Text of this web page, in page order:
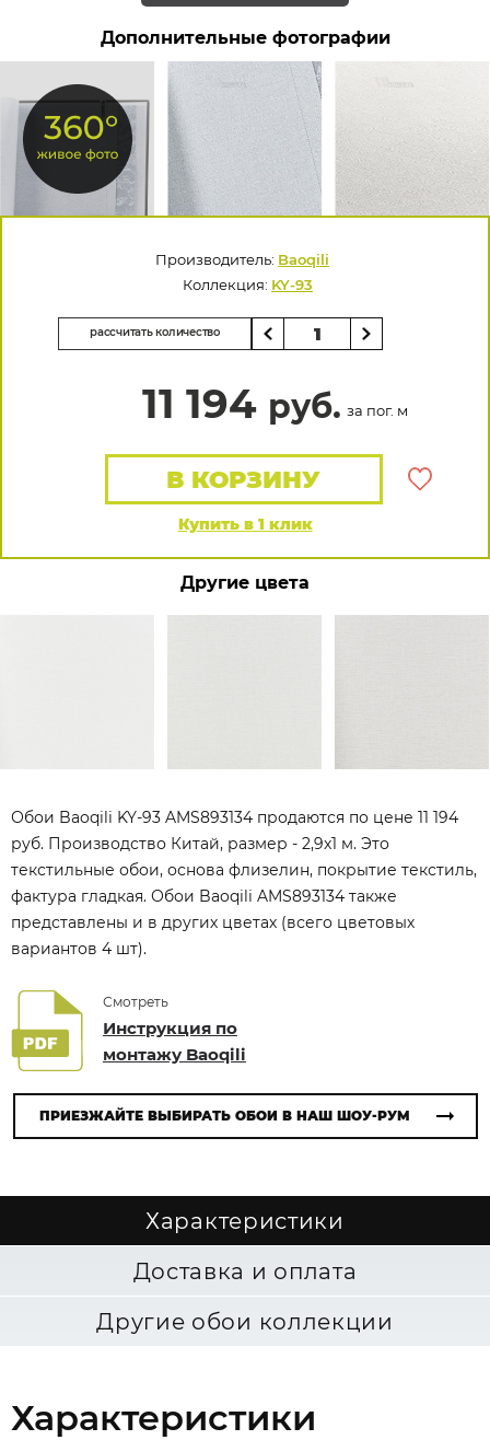
Дополнительные фотографии
Производитель: Baoqili
Коллекция: KY-93
рассчитать количество
11 194 руб. за пог. м
Купить в 1 клик
В КОРЗИНУ
Другие цвета
Обои Baoqili KY-93 AMS893134 продаются по цене 11 194
руб. Производство Китай, размер - 2,9x1 м. Это
текстильные обои, основа флизелин, покрытие текстиль,
фактура гладкая. Обои Baoqili AMS893134 также
представлены и в других цветах (всего цветовых
вариантов 4 шт).
Смотреть
Инструкция по
монтажу Baoqili
ПРИЕЗЖАЙТЕ ВЫБИРАТЬ ОБОИ В НАШ ШОУ-РУМ
Характеристики
Доставка и оплата
Другие обои коллекции
Характеристики